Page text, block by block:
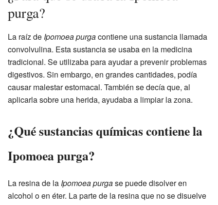
purga?
La raíz de Ipomoea purgacontiene una sustancia llamada
convolvulina. Esta sustancia se usaba en la medicina
tradicional. Se utilizaba para ayudar a prevenir problemas
digestivos. Sin embargo, en grandes cantidades, podía
causar malestar estomacal. También se decía que, al
aplicarla sobre una herida, ayudaba a limpiar la zona.
¿Qué sustancias químicas contiene la
Ipomoea purga?
La resina de la Ipomoea purgase puede disolver en
alcohol o en éter. La parte de la resina que no se disuelve